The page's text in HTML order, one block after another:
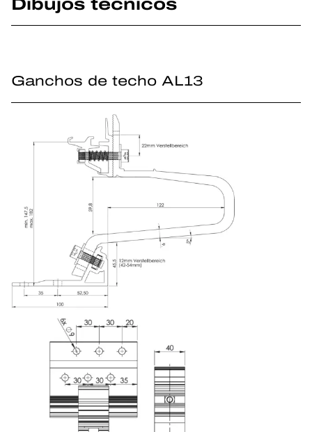
Dibujos técnicos
Ganchos de techo AL13